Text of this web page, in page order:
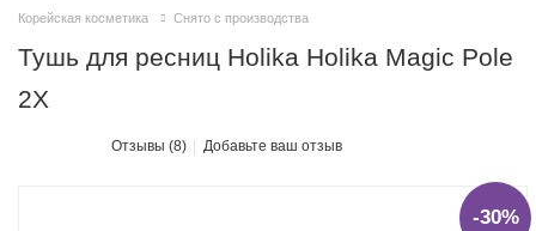
Корейская косметика Снято с производства
Тушь для ресниц Holika Holika Magic Pole
2X
Отзывы (8) Добавьте ваш отзыв
-30%